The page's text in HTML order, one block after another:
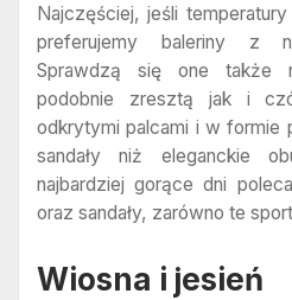
Najczęściej, jeśli
preferujemy baleriny z
Sprawdzą się one także
podobnie zresztą jak i
odkrytymi palcami i w formie
sandały niż eleganckie
najbardziej gorące dni
oraz sandały, zarówno te
Wiosna i jesień